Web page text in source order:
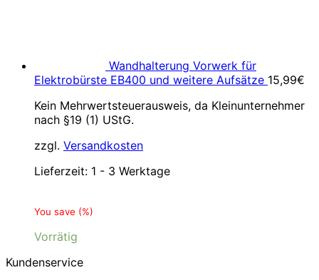
Wandhalterung Vorwerk für
Elektrobürste EB400 und weitere Aufsätze 15,99€
Kein Mehrwertsteuerausweis, da Kleinunternehmer
nach §19 (1) UStG.
zzgl. Versandkosten
Lieferzeit: 1 - 3 Werktage
You save (%)
Vorrätig
Kundenservice